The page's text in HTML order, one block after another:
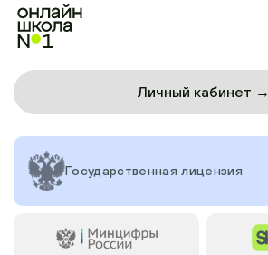
Личный кабинет →
Государственная лицензия